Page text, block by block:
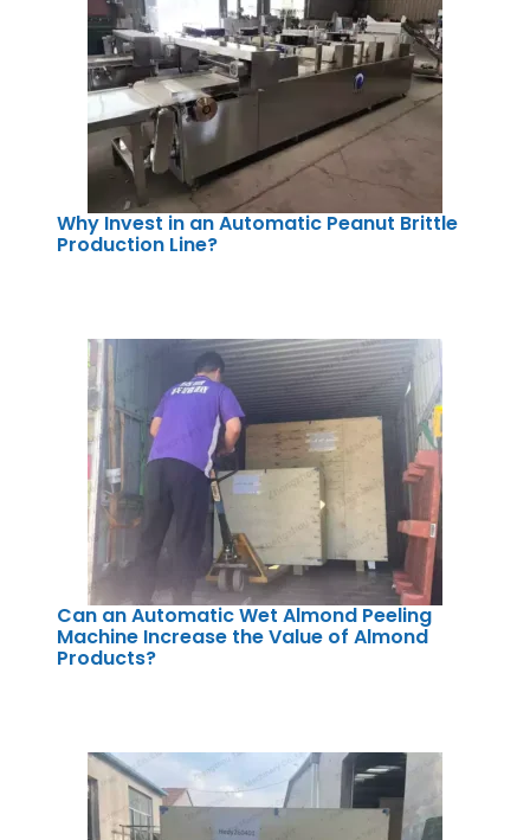
Why Invest in an Automatic Peanut Brittle
Production Line?
Can an Automatic Wet Almond Peeling
Machine Increase the Value of Almond
Products?